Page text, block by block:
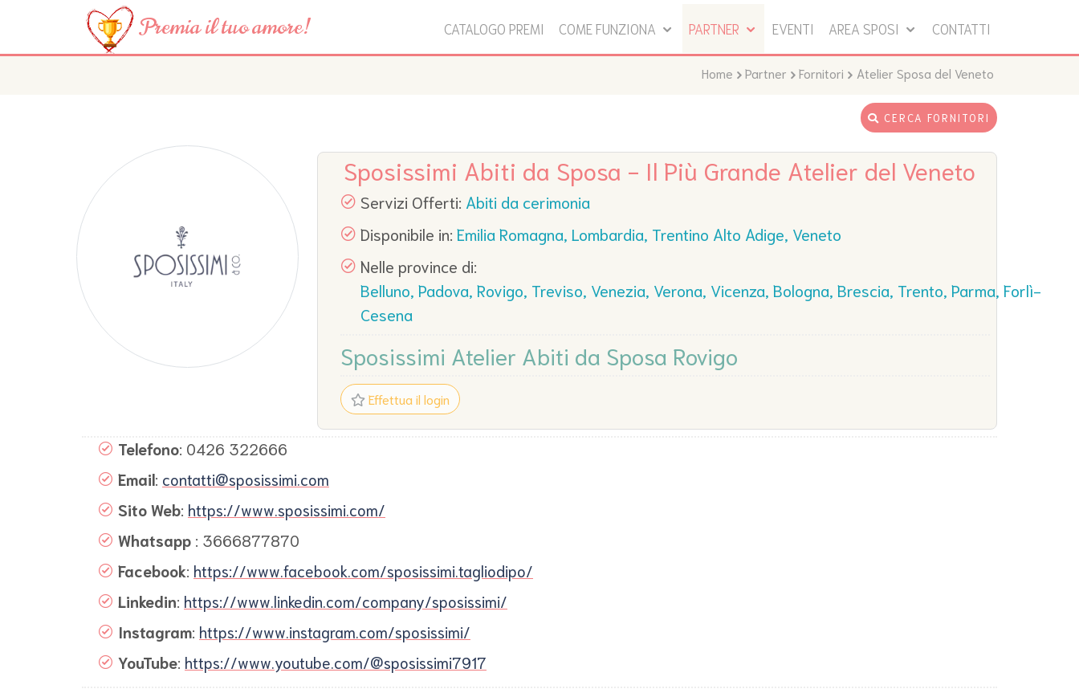
Premia il tuo amore! CATALOGO PREMI COME FUNZIONA PARTNER EVENTI AREA SPOSI CONTATTI
Home Partner Fornitori Atelier Sposa del Veneto
CERCA FORNITORI
Sposissimi Abiti da Sposa - Il Più Grande Atelier del Veneto
Servizi Offerti: Abiti da cerimonia
Disponibile in: Emilia Romagna, Lombardia, Trentino Alto Adige, Veneto
Nelle province di:
Belluno, Padova, Rovigo, Treviso, Venezia, Verona, Vicenza, Bologna, Brescia, Trento, Parma, Forlì-
Cesena
Sposissimi Atelier Abiti da Sposa Rovigo
Effettua il login
Telefono: 0426 322666
Email: contatti@sposissimi.com
Sito Web: https://www.sposissimi.com/
Whatsapp : 3666877870
Facebook: https://www.facebook.com/sposissimi.tagliodipo/
Linkedin: https://www.linkedin.com/company/sposissimi/
Instagram: https://www.instagram.com/sposissimi/
YouTube: https://www.youtube.com/@sposissimi7917